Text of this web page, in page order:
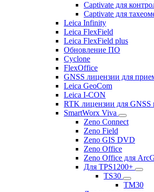
Captivate для
Captivate для
Leica Infinity
Leica FlexField
Leica FlexField plus
Обновление ПО
Cyclone
FlexOffice
GNSS лицензии для
Leica GeoCom
Leica I-CON
RTK лицензии для GNSS
SmartWorx Viva
Zeno Connect
Zeno Field
Zeno GIS DVD
Zeno Office
Zeno Office для
Для TPS1200+
TS30
TM30